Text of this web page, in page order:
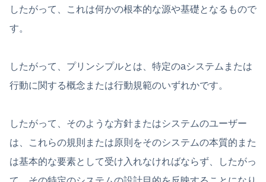
したがって、これは何かの根本的な源や基礎となるもので
す。
したがって、プリンシプルとは、特定のaシステムまたは
行動に関する概念または行動規範のいずれかです。
したがって、そのような方針またはシステムのユーザー
は、これらの規則または原則をそのシステムの本質的また
は基本的な要素として受け入れなければならず、したがっ